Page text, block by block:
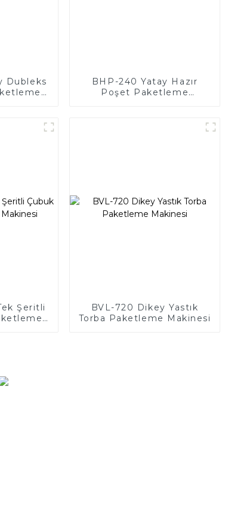
Dubleks
BHP-240 Yatay Hazır
Poşet Paketleme
Şeritli
BVL-720 Dikey Yastık
Torba Paketleme Makinesi